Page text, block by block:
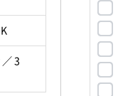
3